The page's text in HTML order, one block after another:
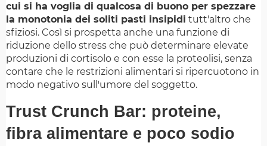
cui si ha voglia di qualcosa di buono per spezzare
la monotonia dei soliti pasti insipidi tutt'altro che
sfiziosi. Così si prospetta anche una funzione di
riduzione dello stress che può determinare elevate
produzioni di cortisolo e con esse la proteolisi, senza
contare che le restrizioni alimentari si ripercuotono in
modo negativo sull'umore del soggetto.
Trust Crunch Bar: proteine,
fibra alimentare e poco sodio